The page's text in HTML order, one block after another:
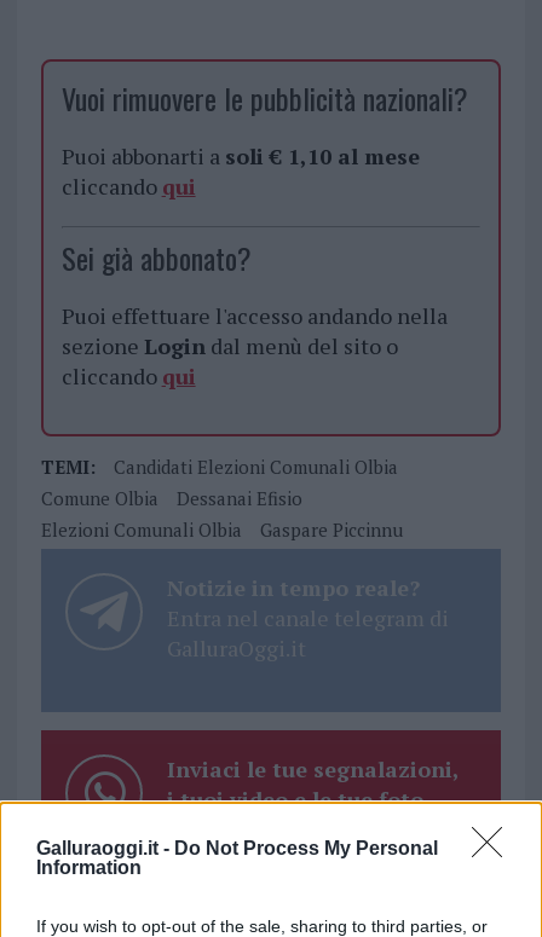
Galluraoggi.it - Do Not Process My Personal
Information
If you wish to opt-out of the sale, sharing to third parties, or
Vuoi rimuovere le pubblicità nazionali?
Puoi abbonarti a soli € 1,10 al mese
cliccando qui
Sei già abbonato?
Puoi effettuare l'accesso andando nella
sezione Logindal menù del sito o
cliccando qui
TEMI:
Candidati Elezioni Comunali Olbia
Comune Olbia
Dessanai Efisio
Elezioni Comunali Olbia
Gaspare Piccinnu
Notizie in tempo reale?
Entra nel canale telegram di
GalluraOggi.it
Inviaci le tue segnalazioni,
i tuoi video e le tue foto
345 356 7512